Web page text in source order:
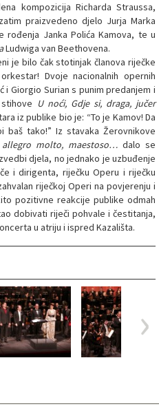
kompozicija Richarda Straussa,
praizvedeno djelo Jurja Marka
rođenja Janka Polića Kamova, te u
Ludwiga van Beethovena.
je bilo čak stotinjak članova riječke
Dvoje nacionalnih opernih
i Giorgio Surian s punim predanjem i
U noći, Gdje si, draga, jučer
iz publike bio je: “To je Kamov! Da
baš tako!” Iz stavaka Žerovnikove
allegro molto, maestoso…dalo se
djela, no jednako je uzbuđenje
i dirigenta, riječku Operu i riječku
riječkoj Operi na povjerenju i
pozitivne reakcije publike odmah
dobivati riječi pohvale i čestitanja,
u atriju i ispred Kazališta.